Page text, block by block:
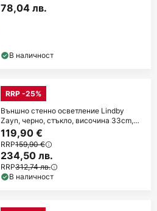
78,04 лв.
В наличност
RRP -25%
Външно стенно осветление Lindby
Zayn, черно, стъкло, височина 33cm,
IP23
119,90 €
RRP159,90 €
234,50 лв.
RRP312,74 лв.
В наличност